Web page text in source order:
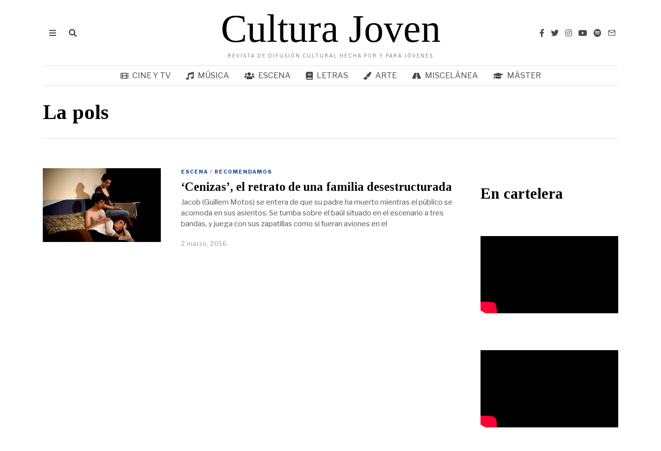
Cultura Joven
REVISTA DE DIFUSIÓN CULTURAL HECHA POR Y PARA JÓVENES
CINE Y TV MÚSICA ESCENA LETRAS ARTE MISCELÁNEA MÁSTER
La pols
ESCENA / RECOMENDAMOS
‘Cenizas’, el retrato de una familia desestructurada
Jacob (Guillem Motos) se entera de que su padre ha muerto mientras el público se
acomoda en sus asientos. Se tumba sobre el baúl situado en el escenario a tres
bandas, y juega con sus zapatillas como si fueran aviones en el
2 marzo, 2016
En cartelera